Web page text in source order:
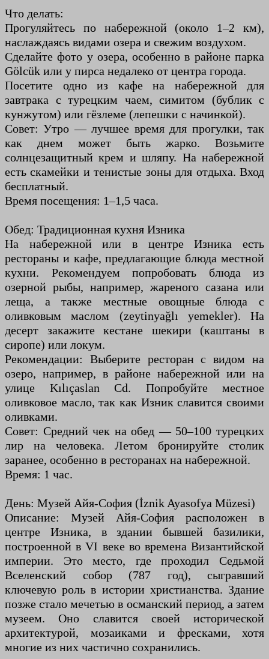
Что делать:
Прогуляйтесь по набережной (около 1–2 км),
наслаждаясь видами озера и свежим воздухом.
Сделайте фото у озера, особенно в районе парка
Gölcük или у пирса недалеко от центра города.
Посетите одно из кафе на набережной для
завтрака с турецким чаем, симитом (бублик с
кунжутом) или гёзлеме (лепешки с начинкой).
Совет: Утро — лучшее время для прогулки, так
как днем может быть жарко. Возьмите
солнцезащитный крем и шляпу. На набережной
есть скамейки и тенистые зоны для отдыха. Вход
бесплатный.
Время посещения: 1–1,5 часа.
Обед: Традиционная кухня Изника
На набережной или в центре Изника есть
рестораны и кафе, предлагающие блюда местной
кухни. Рекомендуем попробовать блюда из
озерной рыбы, например, жареного сазана или
леща, а также местные овощные блюда с
оливковым маслом (zeytinyağlı yemekler). На
десерт закажите кестане шекири (каштаны в
сиропе) или локум.
Рекомендации: Выберите ресторан с видом на
озеро, например, в районе набережной или на
улице Kılıçaslan Cd. Попробуйте местное
оливковое масло, так как Изник славится своими
оливками.
Совет: Средний чек на обед — 50–100 турецких
лир на человека. Летом бронируйте столик
заранее, особенно в ресторанах на набережной.
Время: 1 час.
День: Музей Айя-София (İznik Ayasofya Müzesi)
Описание: Музей Айя-София расположен в
центре Изника, в здании бывшей базилики,
построенной в VI веке во времена Византийской
империи. Это место, где проходил Седьмой
Вселенский собор (787 год), сыгравший
ключевую роль в истории христианства. Здание
позже стало мечетью в османский период, а затем
музеем. Оно славится своей исторической
архитектурой, мозаиками и фресками, хотя
многие из них частично сохранились.